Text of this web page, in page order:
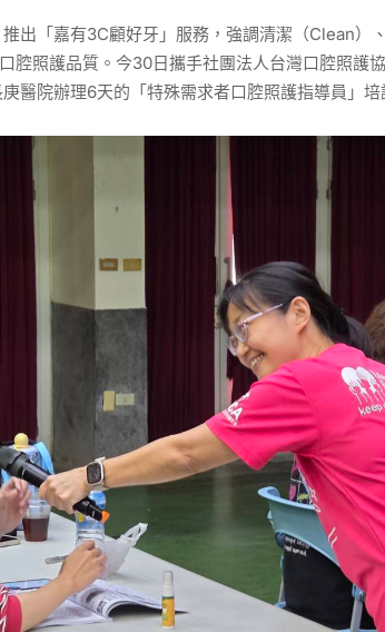
出「嘉有3C顧好牙」服務，強調清潔（Clean）
腔照護品質。今30日攜手社團法人台灣口腔照護
醫院辦理6天的「特殊需求者口腔照護指導員」